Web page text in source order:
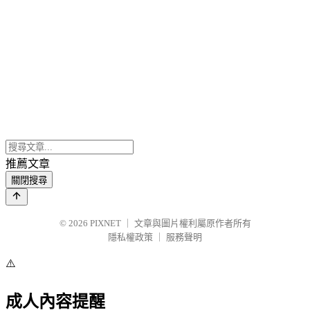
推薦文章
關閉搜尋
© 2026 PIXNET
文章與圖片權利屬原作者所有
隱私權政策
服務聲明
⚠️
成人內容提醒